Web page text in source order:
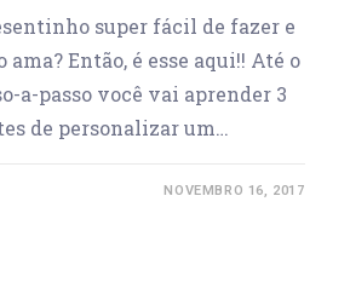
super fácil de fazer e
ama? Então, é esse aqui!! Até o
a-passo você vai aprender 3
de personalizar um…
NOVEMBRO 16, 2017